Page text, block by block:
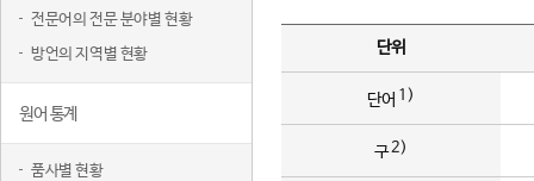
전문어의 전문 분야별 현황
방언의 지역별 현황
원어 통계
품사별 현황
단위
단어 1)
구2)